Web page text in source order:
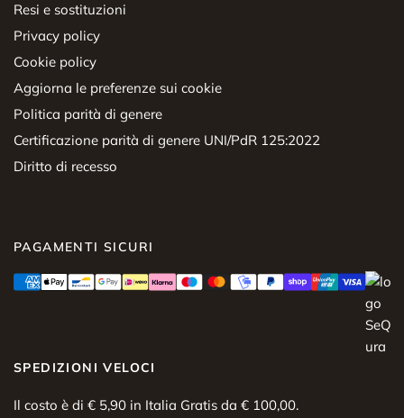
Resi e sostituzioni
Privacy policy
Cookie policy
Aggiorna le preferenze sui cookie
Politica parità di genere
Certificazione parità di genere UNI/PdR 125:2022
Diritto di recesso
PAGAMENTI SICURI
SPEDIZIONI VELOCI
Il costo è di € 5,90 in Italia Gratis da € 100,00.